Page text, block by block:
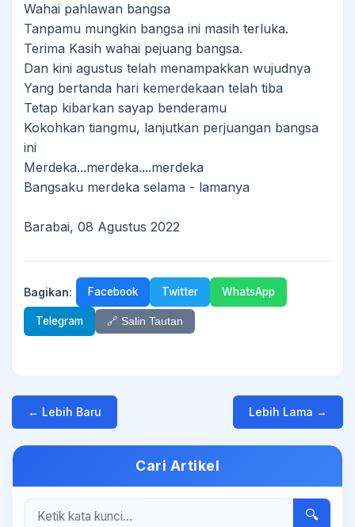
Wahai pahlawan bangsa
Tanpamu mungkin bangsa ini masih terluka.
Terima Kasih wahai pejuang bangsa.
Dan kini agustus telah menampakkan wujudnya
Yang bertanda hari kemerdekaan telah tiba
Tetap kibarkan sayap benderamu
Kokohkan tiangmu, lanjutkan perjuangan bangsa
ini
Merdeka...merdeka....merdeka
Bangsaku merdeka selama - lamanya
Barabai, 08 Agustus 2022
Bagikan: Facebook Twitter WhatsApp
Telegram 🔗 Salin Tautan
← Lebih Baru Lebih Lama →
Cari Artikel
🔍